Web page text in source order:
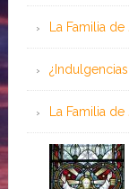
La Familia
La Familia